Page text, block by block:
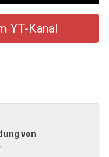
YT-Kanal
von